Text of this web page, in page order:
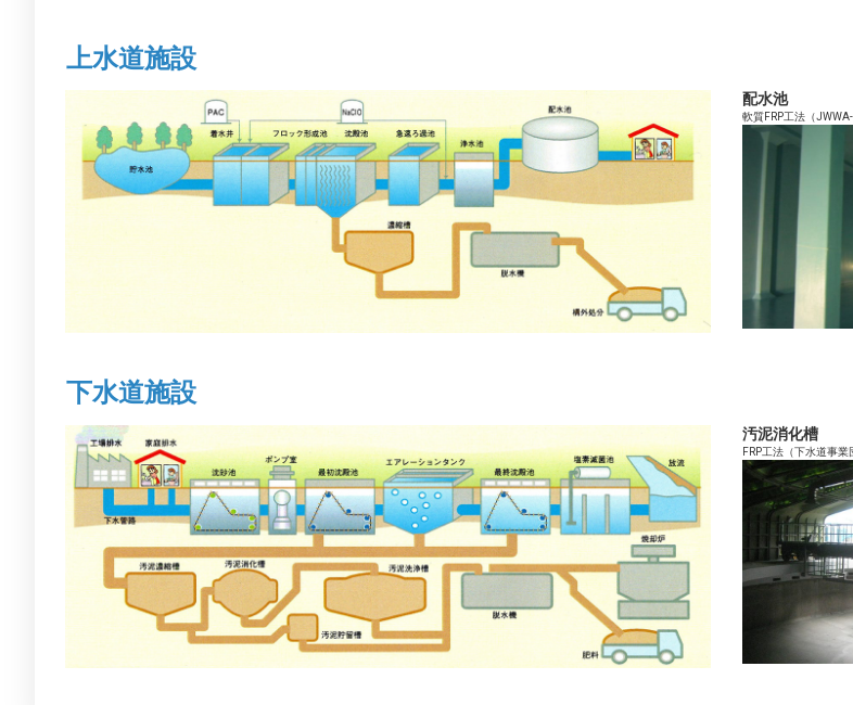
上水道施設
配水池
軟質FRP工法（
下水道施設
汚泥消化槽
FRP工法（下水道事業